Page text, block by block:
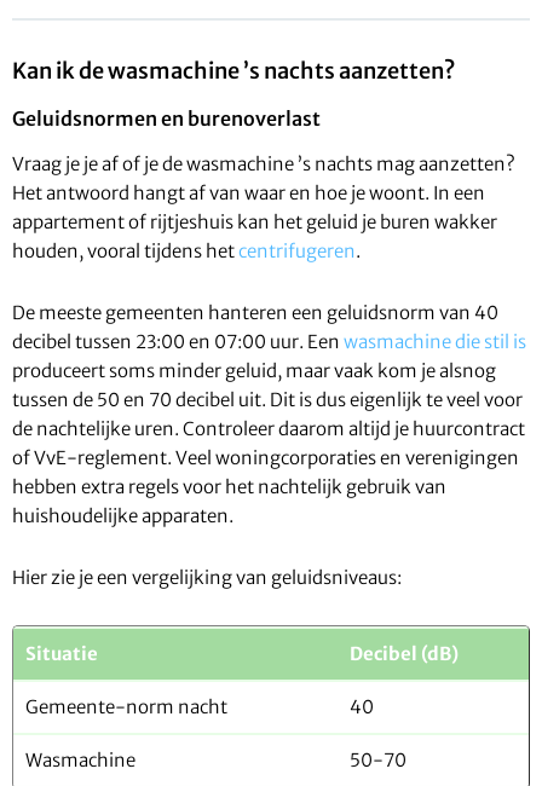
Kan ik de wasmachine ’s nachts aanzetten?
Geluidsnormen en burenoverlast
Vraag je je af of je de wasmachine ’s nachts mag aanzetten?
Het antwoord hangt af van waar en hoe je woont. In een
appartement of rijtjeshuis kan het geluid je buren wakker
houden, vooral tijdens hetcentrifugeren.
De meeste gemeenten hanteren een geluidsnorm van 40
decibel tussen 23:00 en 07:00 uur. Een wasmachine die stil is
produceert soms minder geluid, maar vaak kom je alsnog
tussen de 50 en 70 decibel uit. Dit is dus eigenlijk te veel voor
de nachtelijke uren. Controleer daarom altijd je huurcontract
of VvE-reglement. Veel woningcorporaties en verenigingen
hebben extra regels voor het nachtelijk gebruik van
huishoudelijke apparaten.
Hier zie je een vergelijking van geluidsniveaus:
Situatie Decibel (dB)
Gemeente-norm nacht 40
Wasmachine 50-70